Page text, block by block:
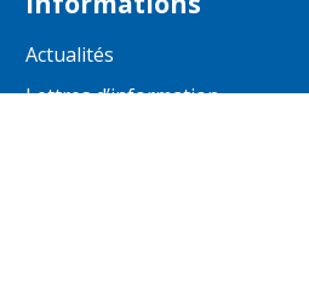
Actualités
Lettres d’information